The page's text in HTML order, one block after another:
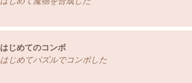
はじめてのコンボ
はじめてパズルでコンボした